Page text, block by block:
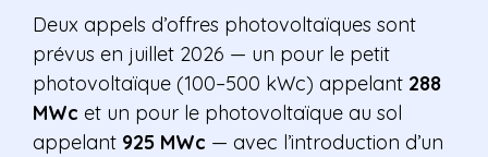
Deux appels d’offres photovoltaïques sont
prévus en juillet 2026 — un pour le petit
photovoltaïque (100–500 kWc) appelant 288
MWc et un pour le photovoltaïque au sol
appelant 925 MWc — avec l’introduction d’un